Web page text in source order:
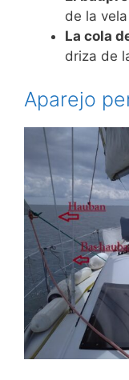
de la
La cola
driza de
Aparejo